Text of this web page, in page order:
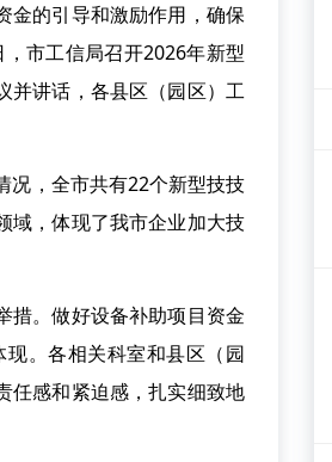
金的引导和激励作用，确保
市工信局召开2026年新型
并讲话，各县区（园区）工
况，全市共有22个新型技技
域，体现了我市企业加大技
措。做好设备补助项目资金
。各相关科室和县区（园
任感和紧迫感，扎实细致地